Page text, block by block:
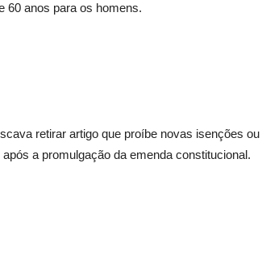
60 anos para os homens.
retirar artigo que proíbe novas isenções ou
a promulgação da emenda constitucional.